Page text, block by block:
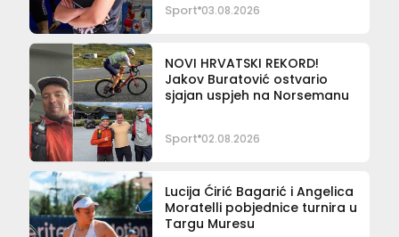
Sport 03.08.2026
NOVI HRVATSKI REKORD!
Jakov Buratović ostvario
sjajan uspjeh na Norsemanu
Sport 02.08.2026
Lucija Ćirić Bagarić i Angelica
Moratelli pobjednice turnira u
Targu Muresu